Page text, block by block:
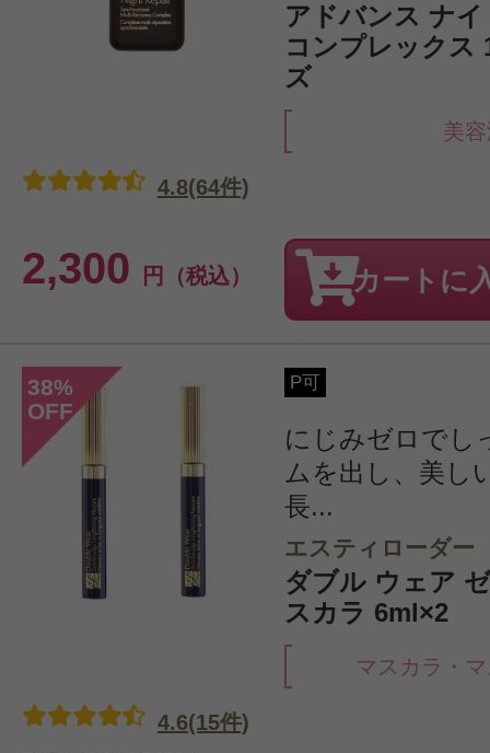
アドバンス ナ
コンプレックス
ズ
美
2,300 円（税込）
4.8(64件)
カートに
38%
OFF
P可
にじみゼロでし
ムを出し、美し
長...
エスティローダー
ダブル ウェア
スカラ 6ml×2
マスカラ・
4.6(15件)